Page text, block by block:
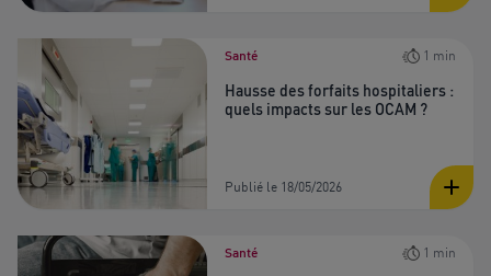
Santé 1 min
Hausse des forfaits hospitaliers :
quels impacts sur les OCAM ?
Publié le 18/05/2026
Santé 1 min